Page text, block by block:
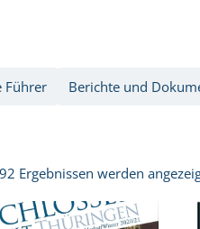
Führer Berichte und
Ergebnissen werden